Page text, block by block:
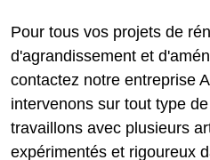
Pour tous vos projets de
d'agrandissement et
contactez notre entreprise
intervenons sur tout type
travaillons avec plusieurs
expérimentés et rigoureux